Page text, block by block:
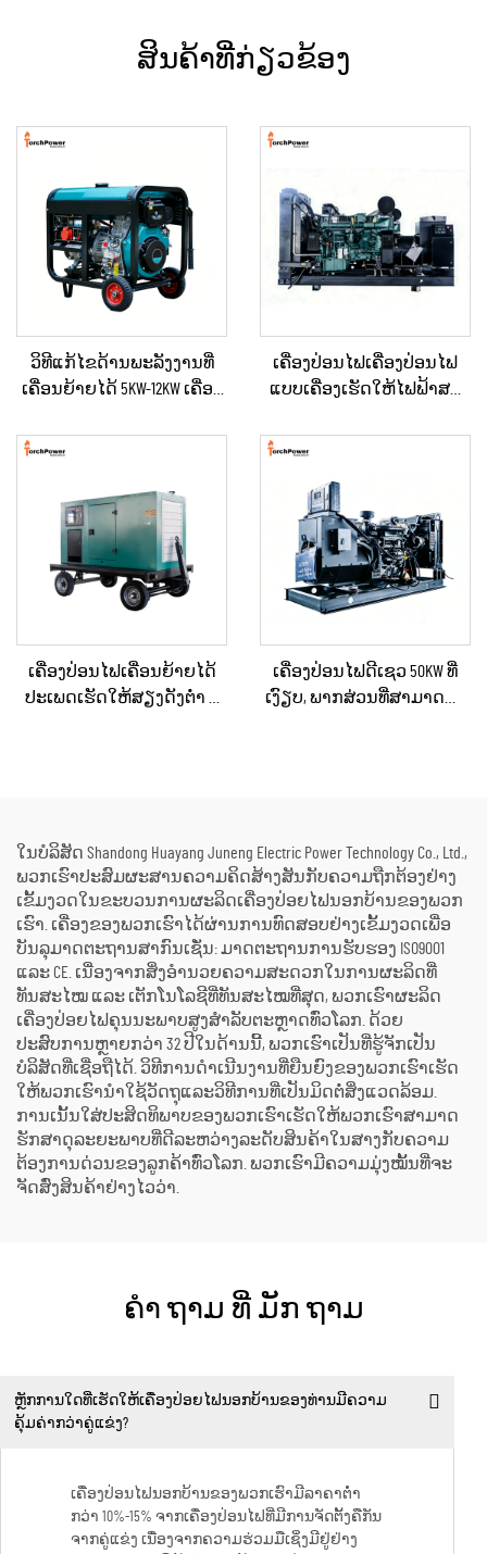
ສິນຄ້າທີ່ກ່ຽວຂ້ອງ
ວິທີແກ້ໄຂດ້ານພະລັງງານທີ່
ເຄື່ອນຍ້າຍໄດ້ 5KW-12KW ເຄື່ອງ
ຮ້ານຄ້າ / ການກໍ່ສ້າງ / ການ
ເຄື່ອງປ່ອນໄຟເຄື່ອງປ່ອນໄຟ
ແບບເຄື່ອງເຮັດໃຫ້ໄຟຟ້າສະ
ອາຄານເພື່ອການຄ້າ ແລະ
ສະຫງາດໄຟສຳຮອງ
ເຄື່ອງປ່ອນໄຟເຄື່ອນຍ້າຍໄດ້
ປະເພດເຮັດໃຫ້ສຽງດັງຕ່ຳ ທີ່
ເຄື່ອງປ່ອນໄຟດີເຊວ 50KW ທີ່
ເງົຽບ, ພາກສ່ວນທີ່ສາມາດນຳ
ໃນບໍລິສັດ Shandong Huayang Juneng Electric Power Technology Co., Ltd.,
ພວກເຮົາປະສົມຜະສານຄວາມຄິດສ້າງສັນກັບຄວາມຖືກຕ້ອງຢ່າງ
ເຂັ້ມງວດໃນຂະບວນການຜະລິດເຄື່ອງປ່ອຍໄຟນອກບ້ານຂອງພວກ
ເຮົາ. ເຄື່ອງຂອງພວກເຮົາໄດ້ຜ່ານການທົດສອບຢ່າງເຂັ້ມງວດເພື່ອ
ບັນລຸມາດຕະຖານສາກົນເຊັ່ນ: ມາດຕະຖານການຮັບຮອງ ISO9001
ແລະ CE. ເນື່ອງຈາກສິ່ງອຳນວຍຄວາມສະດວກໃນການຜະລິດທີ່
ທັນສະໄໝ ແລະ ເຕັກໂນໂລຊີທີ່ທັນສະໄໝທີ່ສຸດ, ພວກເຮົາຜະລິດ
ເຄື່ອງປ່ອຍໄຟຄຸນນະພາບສູງສຳລັບຕະຫຼາດທົ່ວໂລກ. ດ້ວຍ
ປະສົບການຫຼາຍກວ່າ 32 ປີໃນດ້ານນີ້, ພວກເຮົາເປັນທີ່ຮູ້ຈັກເປັນ
ບໍລິສັດທີ່ເຊື່ອຖືໄດ້. ວິທີການດຳເນີນງານທີ່ຍືນຍົງຂອງພວກເຮົາເຮັດ
ໃຫ້ພວກເຮົານຳໃຊ້ວັດຖຸແລະວິທີການທີ່ເປັນມິດຕໍ່ສິ່ງແວດລ້ອມ.
ການເນັ້ນໃສ່ປະສິດທິພາບຂອງພວກເຮົາເຮັດໃຫ້ພວກເຮົາສາມາດ
ຮັກສາດຸລະຍະພາບທີ່ດີລະຫວ່າງລະດັບສິນຄ້າໃນສາງກັບຄວາມ
ຕ້ອງການດ່ວນຂອງລູກຄ້າທົ່ວໂລກ. ພວກເຮົາມີຄວາມມຸ່ງໝັ້ນທີ່ຈະ
ຈັດສົ່ງສິນຄ້າຢ່າງໄວວ່າ.
ຄໍາ ຖາມ ທີ່ ມັກ ຖາມ
ຫຼັກການໃດທີ່ເຮັດໃຫ້ເຄື່ອງປ່ອຍໄຟນອກບ້ານຂອງທ່ານມີຄວາມ
ຄຸ້ມຄ່າກວ່າຄູ່ແຂ່ງ?
ເຄື່ອງປ່ອນໄຟນອກບ້ານຂອງພວກເຮົາມີລາຄາຕ່ຳ
ກວ່າ 10%-15% ຈາກເຄື່ອງປ່ອນໄຟທີ່ມີການຈັດຕັ້ງຄືກັນ
ຈາກຄູ່ແຂ່ງ ເນື່ອງຈາກຄວາມຮ່ວມມືເຊິ່ງມີຢູ່ຢ່າງ